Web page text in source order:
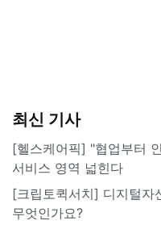
최신 기사
[헬스케어픽] "협업부터
서비스 영역 넓힌다
[크립토퀵서치] 디지털자
무엇인가요?